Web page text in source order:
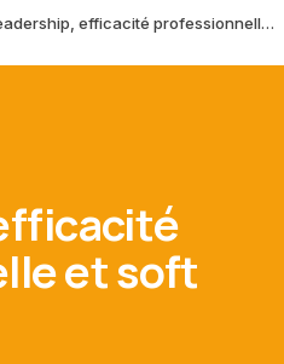
efficacité professionnelle et soft skills
et soft